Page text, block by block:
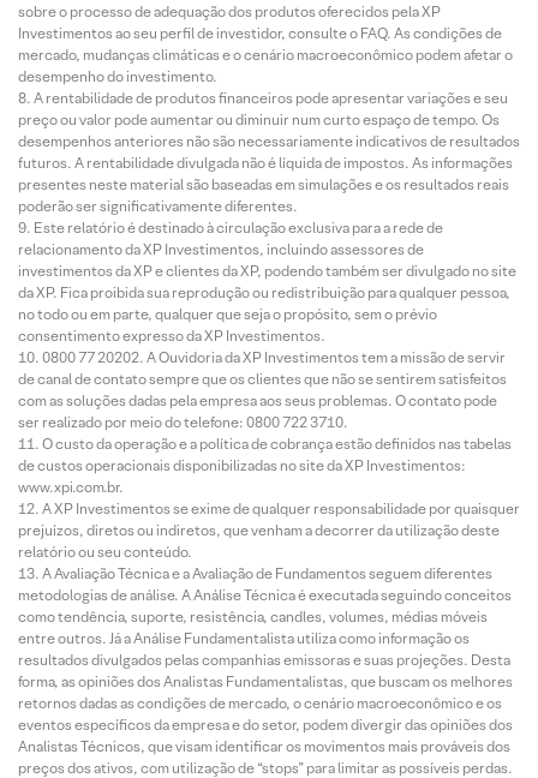
sobre o processo de adequação dos produtos oferecidos pela XP
Investimentos ao seu perfil de investidor, consulte o FAQ. As condições de
mercado, mudanças climáticas e o cenário macroeconômico podem afetar o
desempenho do investimento.
A rentabilidade de produtos financeiros pode apresentar variações e seu
preço ou valor pode aumentar ou diminuir num curto espaço de tempo. Os
desempenhos anteriores não são necessariamente indicativos de resultados
futuros. A rentabilidade divulgada não é líquida de impostos. As informações
presentes neste material são baseadas em simulações e os resultados reais
poderão ser significativamente diferentes.
Este relatório é destinado à circulação exclusiva para a rede de
relacionamento da XP Investimentos, incluindo assessores de
investimentos da XP e clientes da XP, podendo também ser divulgado no site
da XP. Fica proibida sua reprodução ou redistribuição para qualquer pessoa,
no todo ou em parte, qualquer que seja o propósito, sem o prévio
consentimento expresso da XP Investimentos.
0800 77 20202. A Ouvidoria da XP Investimentos tem a missão de servir
de canal de contato sempre que os clientes que não se sentirem satisfeitos
com as soluções dadas pela empresa aos seus problemas. O contato pode
ser realizado por meio do telefone: 0800 722 3710.
O custo da operação e a política de cobrança estão definidos nas tabelas
de custos operacionais disponibilizadas no site da XP Investimentos:
www.xpi.com.br.
A XP Investimentos se exime de qualquer responsabilidade por quaisquer
prejuízos, diretos ou indiretos, que venham a decorrer da utilização deste
relatório ou seu conteúdo.
A Avaliação Técnica e a Avaliação de Fundamentos seguem diferentes
metodologias de análise. A Análise Técnica é executada seguindo conceitos
como tendência, suporte, resistência, candles, volumes, médias móveis
entre outros. Já a Análise Fundamentalista utiliza como informação os
resultados divulgados pelas companhias emissoras e suas projeções. Desta
forma, as opiniões dos Analistas Fundamentalistas, que buscam os melhores
retornos dadas as condições de mercado, o cenário macroeconômico e os
eventos específicos da empresa e do setor, podem divergir das opiniões dos
Analistas Técnicos, que visam identificar os movimentos mais prováveis dos
preços dos ativos, com utilização de “stops” para limitar as possíveis perdas.